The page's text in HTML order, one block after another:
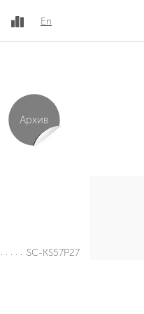
En
Архив
SC-KS57P27